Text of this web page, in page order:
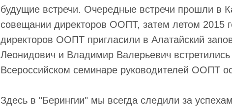
будущие встречи. Очередные встречи прошли в
совещании директоров ООПТ, затем летом 2015
директоров ООПТ пригласили в Алатайский
Леонидович и Владимир Валерьевич
Всероссийском семинаре руководителей ООПТ
Здесь в "Берингии" мы всегда следили за